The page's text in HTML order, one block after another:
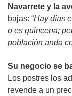
Navarrete y la
bajas: “Hay días
o es quincena;
población anda
Su negocio se
Los postres los
revende a un